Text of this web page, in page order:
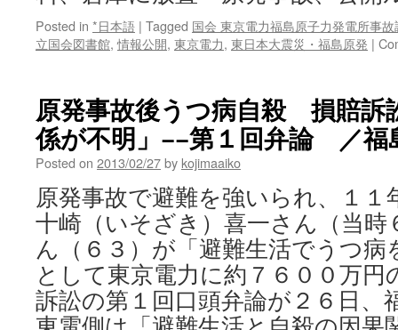
Posted in *日本語 | Tagged 国会 東京電力福島原子力発電所事
立国会図書館,情報公開, 東京電力, 東日本大震災・福島原発 |
原発事故後うつ病自殺 損賠
係が不明」−−第１回弁論 ／福
Posted on 2013/02/27by kojimaaiko
原発事故で避難を強いられ、１１
十崎（いそざき）喜一さん（当時
ん（６３）が「避難生活でうつ病
として東京電力に約７６００万
訴訟の第１回口頭弁論が２６日、